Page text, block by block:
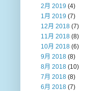
2月 2019 (4)
1月 2019 (7)
12月 2018 (7)
11月 2018 (8)
10月 2018 (6)
9月 2018 (8)
8月 2018 (10)
7月 2018 (8)
6月 2018 (7)